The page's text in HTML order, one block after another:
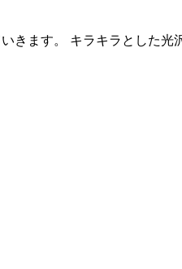
ます。 キラキラとした光